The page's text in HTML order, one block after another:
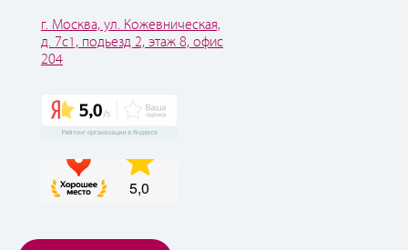
г. Москва, ул. Кожевническая,
д. 7с1, подьезд 2, этаж 8, офис
204